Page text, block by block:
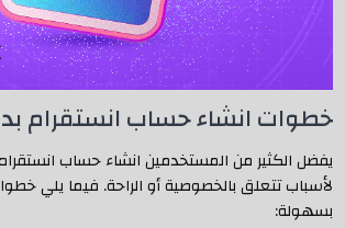
خطوات انشاء حساب انستقرام
يفضل الكثير من المستخدمين انشاء حساب
لأسباب تتعلق بالخصوصية أو الراحة. فيما يلي
بسهولة: